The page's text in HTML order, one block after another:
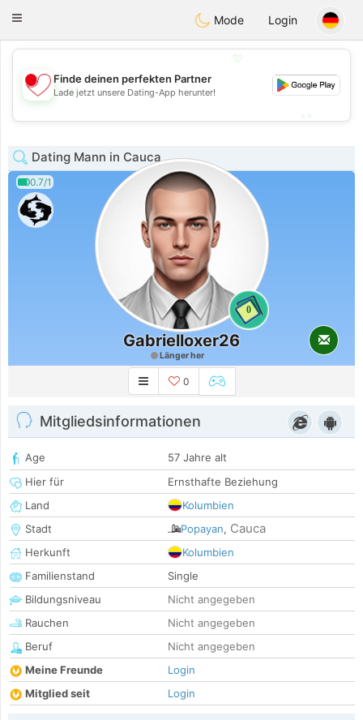
Chat
Toggle
Mode Login
💖
💕
Finde deinen perfekten Partner
Lade jetzt unsere Dating-App herunter!
Dating Mann in Cauca
0.7/1
0
Gabrielloxer26
Länger her
0
Mitgliedsinformationen
Age
57 Jahre alt
Hier für
Ernsthafte Beziehung
Land
Kolumbien
Stadt
Popayan, Cauca
Herkunft
Kolumbien
Familienstand
Single
Bildungsniveau
Nicht angegeben
Rauchen
Nicht angegeben
Beruf
Nicht angegeben
Meine Freunde
Login
Mitglied seit
Login